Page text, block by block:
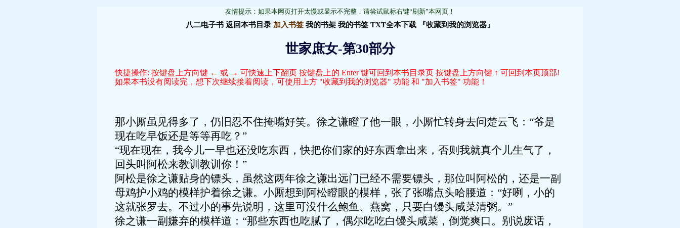
友情提示：如果本网页打开太慢或显示不完整，请尝试鼠标右键“刷新”本网页！
八二电子书 返回本书目录 加入书签 我的书架 我的书签 TXT全本下载 『收藏到我的浏览器』
世家庶女-第30部分
快捷操作: 按键盘上方向键 ← 或 → 可快速上下翻页 按键盘上的 Enter 键可回到本书目录页 按键盘上方向键 ↑ 可回到本页顶部!
如果本书没有阅读完，想下次继续接着阅读，可使用上方 "收藏到我的浏览器" 功能 和 "加入书签" 功能！
那小厮虽见得多了，仍旧忍不住掩嘴好笑。徐之谦瞪了他一眼，小厮忙转身去问楚云飞：“爷是
现在吃早饭还是等等再吃？”
“现在现在，我今儿一早也还没吃东西，快把你们家的好东西拿出来，否则我就真个儿生气了，
回头叫阿松来教训教训你！”
阿松是徐之谦贴身的镖头，虽然这两年徐之谦出远门已经不需要镖头，那位叫阿松的，还是一副
母鸡护小鸡的模样护着徐之谦。小厮想到阿松瞪眼的模样，张了张嘴点头哈腰道：“好咧，小的
这就张罗去。不过小的事先说明，这里可没什么鲍鱼、燕窝，只要白馒头咸菜清粥。”
徐之谦一副嫌弃的模样道：“那些东西也吃腻了，偶尔吃吃白馒头咸菜，倒觉爽口。别说废话，